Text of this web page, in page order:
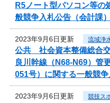
R5ノート型パソコン等の
般競争入札公告（会計課）
2023年9月6日更新 流域浄
公共 社会資本整備総合
良川幹線（N68-N69）管
051号）に関する一般競
2023年9月6日更新 競技ス